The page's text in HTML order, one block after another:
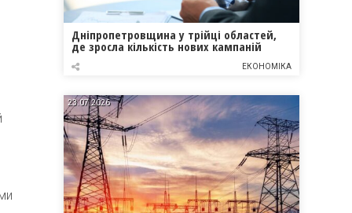
Дніпропетровщина у трійці областей,
де зросла кількість нових кампаній
ЕКОНОМІКА
23.07.2026